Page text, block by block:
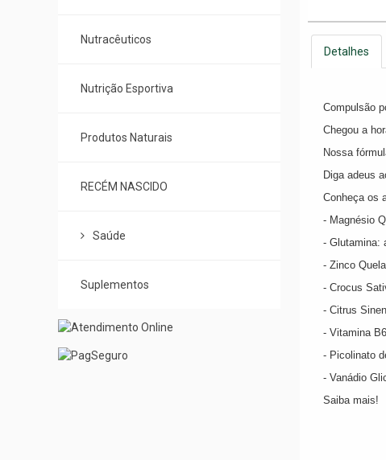
Nutracêuticos
Nutrição Esportiva
Produtos Naturais
RECÉM NASCIDO
Saúde
Suplementos
Detalhes
Compulsão
Chegou a
Nossa
Diga adeus
Conheça os
- Magnésio
- Glutamina:
- Zinco
- Crocus
- Citrus
- Vitamina
- Picolinato
- Vanádio
Saiba mais!